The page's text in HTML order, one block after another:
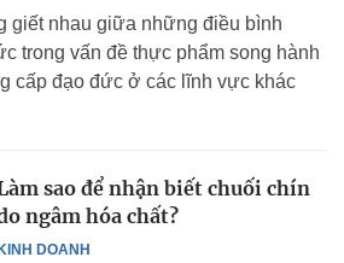
giết nhau giữa những điều bình
trong vấn đề thực phẩm song hành
cấp đạo đức ở các lĩnh vực khác
KINH DOANH
sao để nhận biết chuối chín
ngâm hóa chất?